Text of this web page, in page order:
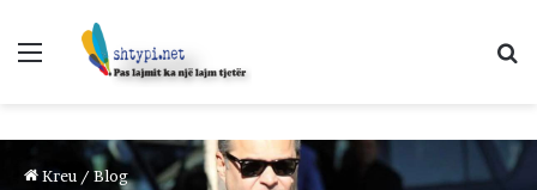
Menu
Kreu /Blog